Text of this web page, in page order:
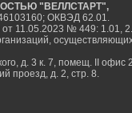
"ВЕЛЛСТАРТ",
ОКВЭД 62.01.
11.05.2023 № 449: 1.01,
д. 3 к. 7, помещ. II офис
проезд, д. 2, стр. 8.